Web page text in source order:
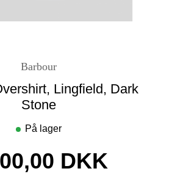
Barbour
Lingfield, Dark
Stone
På lager
DKK